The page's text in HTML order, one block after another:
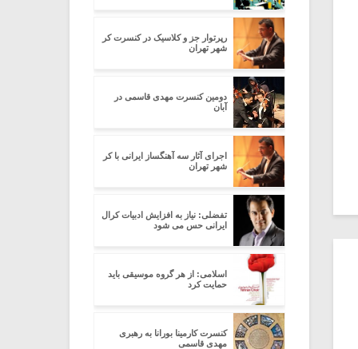
رپرتوار جز و کلاسیک در کنسرت کر
شهر تهران
دومین کنسرت مهدی قاسمی در
آبان
اجرای آثار سه آهنگساز ایرانی با کر
شهر تهران
تفضلی: نیاز به افزایش ادبیات کرال
ایرانی حس می شود
اسلامی: از هر گروه موسیقی باید
حمایت کرد
کنسرت کارمینا بورانا به رهبری
مهدی قاسمی